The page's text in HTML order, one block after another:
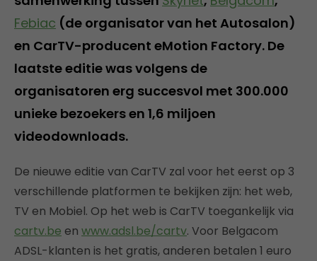
Febiac (de organisator van het Autosalon)
en CarTV-producent eMotion Factory. De
laatste editie was volgens de
organisatoren erg succesvol met 300.000
unieke bezoekers en 1,6 miljoen
videodownloads.
De nieuwe editie van CarTV zal voor het eerst op 3
verschillende platformen te bekijken zijn: het web,
TV en Mobiel. Op het web is CarTV toegankelijk via
cartv.be en www.adsl.be/cartv. Voor Belgacom
ADSL-klanten is het gratis, anderen betalen 1 euro